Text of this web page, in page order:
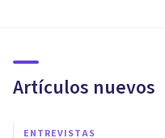
Artículos nuevos
ENTREVISTAS